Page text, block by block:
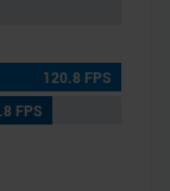
120.8 FPS
FPS